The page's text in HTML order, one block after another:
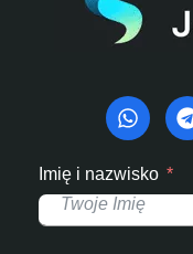
Imię i nazwisko